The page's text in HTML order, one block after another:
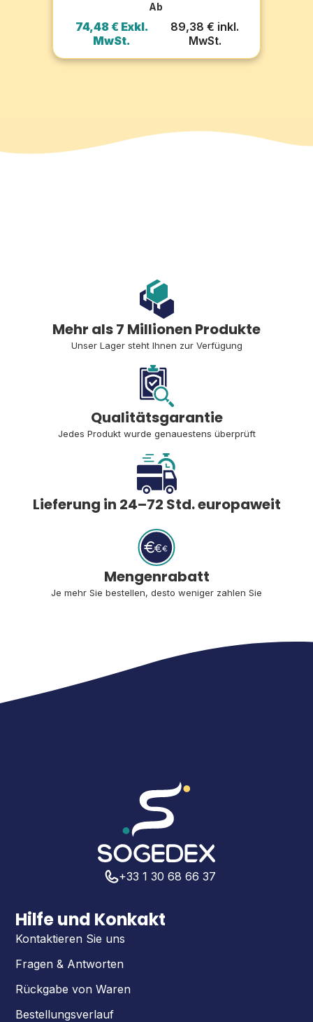
Ab
74,48 € Exkl.
MwSt.
89,38 € inkl.
MwSt.
Mehr als 7 Millionen Produkte
Unser Lager steht Ihnen zur Verfügung
Qualitätsgarantie
Jedes Produkt wurde genauestens überprüft
Lieferung in 24–72 Std. europaweit
Mengenrabatt
Je mehr Sie bestellen, desto weniger zahlen Sie
+33 1 30 68 66 37
Hilfe und Konkakt
Kontaktieren Sie uns
Fragen & Antworten
Rückgabe von Waren
Bestellungsverlauf